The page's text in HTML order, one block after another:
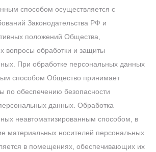
способом осуществляется с
Законодательства РФ и
положений Общества,
вопросы обработки и защиты
При обработке персональных данных
способом Общество принимает
по обеспечению безопасности
данных. Обработка
неавтоматизированным способом, в
материальных носителей персональных
в помещениях, обеспечивающих их